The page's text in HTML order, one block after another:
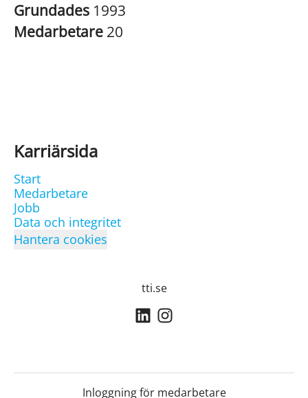
Grundades 1993
Medarbetare 20
Karriärsida
Start
Medarbetare
Jobb
Data och integritet
Hantera cookies
tti.se
Inloggning för medarbetare